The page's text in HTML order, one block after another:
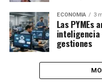
ECONOMIA 3
Las PYMEs
gestiones